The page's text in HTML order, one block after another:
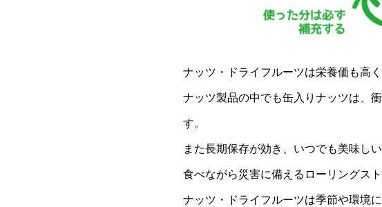
ナッツ・ドライフルーツは栄養価も高
ナッツ製品の中でも缶入りナッツは、
す。
また長期保存が効き、いつでも美味しい
食べながら災害に備えるローリングス
ナッツ・ドライフルーツは季節や環境